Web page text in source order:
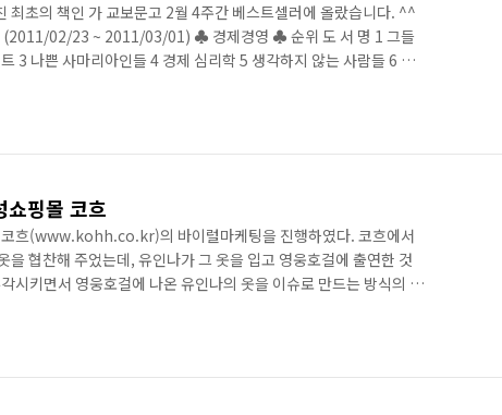
최초의 책인 가 교보문고 2월 4주간 베스트셀러에 올랐습니다. ^^
(2011/02/23 ~ 2011/03/01) ♣ 경제경영 ♣ 순위 도 서 명 1 그들
3 나쁜 사마리아인들 4 경제 심리학 5 생각하지 않는 사람들 6 부
부자들의 음모(부자아빠 기요사키가 말하는) 12 혼 창 통 13 소림
새로운 미래가 온다 17 시..
핑몰 코흐
흐(www.kohh.co.kr)의 바이럴마케팅을 진행하였다. 코흐에서
을 협찬해 주었는데, 유인나가 그 옷을 입고 영웅호걸에 출연한 것
시키면서 영웅호걸에 나온 유인나의 옷을 이슈로 만드는 방식의 마
웅호걸 유인나'를 검색하면 최상단에 노출되었다. 이와 같은 바이
성과를 얻었다. 홍보할 꺼리나 이슈가 발생가 발생한다면 혼자만